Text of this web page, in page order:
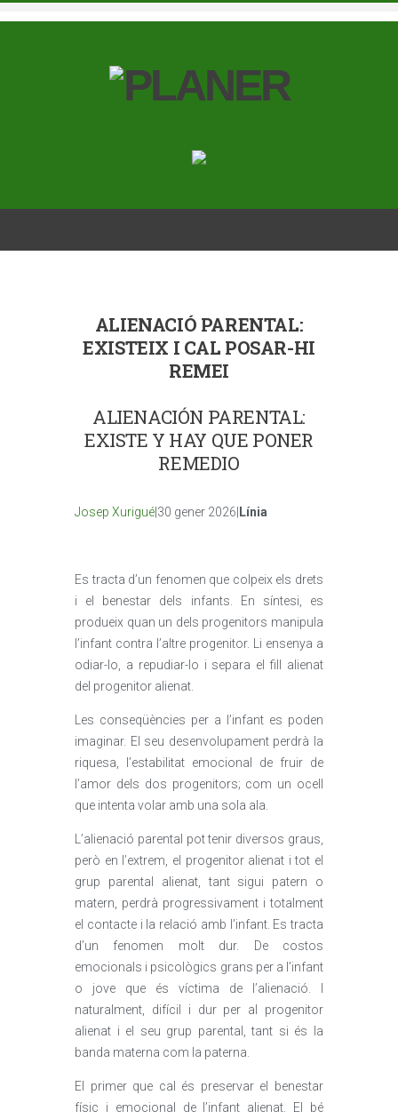
ALIENACIÓ PARENTAL:
EXISTEIX I CAL POSAR-HI
REMEI
ALIENACIÓN PARENTAL:
EXISTE Y HAY QUE PONER
REMEDIO
Josep Xurigué |30 gener 2026| Línia
Es tracta d’un fenomen que colpeix els drets
i el benestar dels infants. En síntesi, es
produeix quan un dels progenitors manipula
l’infant contra l’altre progenitor. Li ensenya a
odiar-lo, a repudiar-lo i separa el fill alienat
del progenitor alienat.
Les conseqüències per a l’infant es poden
imaginar. El seu desenvolupament perdrà la
riquesa, l’estabilitat emocional de fruir de
l’amor dels dos progenitors; com un ocell
que intenta volar amb una sola ala.
L’alienació parental pot tenir diversos graus,
però en l’extrem, el progenitor alienat i tot el
grup parental alienat, tant sigui patern o
matern, perdrà progressivament i totalment
el contacte i la relació amb l’infant. Es tracta
d’un fenomen molt dur. De costos
emocionals i psicològics grans per a l’infant
o jove que és víctima de l’alienació. I
naturalment, difícil i dur per al progenitor
alienat i el seu grup parental, tant si és la
banda materna com la paterna.
El primer que cal és preservar el benestar
físic i emocional de l’infant alienat. El bé